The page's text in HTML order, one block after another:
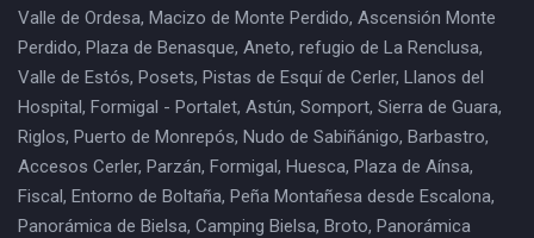
Valle de Ordesa, Macizo de Monte Perdido, Ascensión Monte
Perdido, Plaza de Benasque, Aneto, refugio de La Renclusa,
Valle de Estós, Posets, Pistas de Esquí de Cerler, Llanos del
Hospital, Formigal - Portalet, Astún, Somport, Sierra de Guara,
Riglos, Puerto de Monrepós, Nudo de Sabiñánigo, Barbastro,
Accesos Cerler, Parzán, Formigal, Huesca, Plaza de Aínsa,
Fiscal, Entorno de Boltaña, Peña Montañesa desde Escalona,
Panorámica de Bielsa, Camping Bielsa, Broto, Panorámica